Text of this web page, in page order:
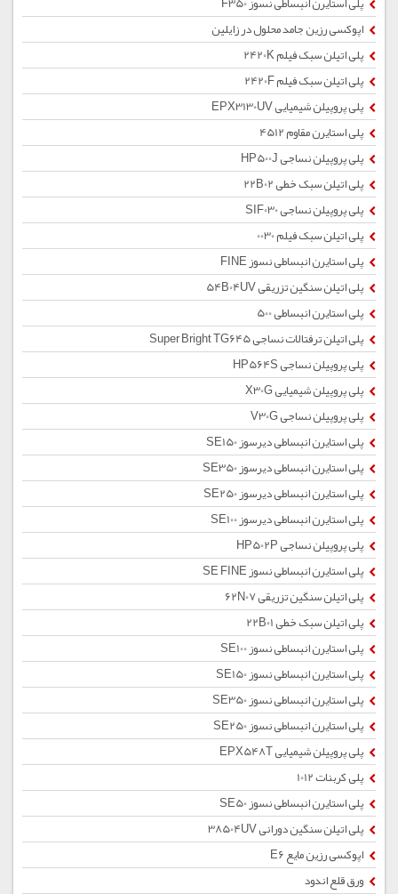
اپوکسی رزین جامد محلول در زایلین
پلی اتیلن سبک فیلم 2420K
پلی اتیلن سبک فیلم 2420F
پلی پروپیلن شیمیایی EPX3130UV
پلی استایرن مقاوم 4512
پلی پروپیلن نساجی HP500J
پلی اتیلن سبک خطی 22B02
پلی پروپیلن نساجی SIF030
پلی اتیلن سبک فیلم 0030
پلی استایرن انبساطی نسوز FINE
پلی اتیلن سنگین تزریقی 54B04UV
پلی استایرن انبساطی 500
پلی اتیلن ترفتالات نساجی Super Bright TG645
پلی پروپیلن نساجی HP564S
پلی پروپیلن شیمیایی X30G
پلی پروپیلن نساجی V30G
پلی استایرن انبساطی دیرسوز SE150
پلی استایرن انبساطی دیرسوز SE350
پلی استایرن انبساطی دیرسوز SE250
پلی استایرن انبساطی دیرسوز SE100
پلی پروپیلن نساجی HP502P
پلی استایرن انبساطی نسوز SE FINE
پلی اتیلن سنگین تزریقی 62N07
پلی اتیلن سبک خطی 22B01
پلی استایرن انبساطی نسوز SE100
پلی استایرن انبساطی نسوز SE150
پلی استایرن انبساطی نسوز SE350
پلی استایرن انبساطی نسوز SE250
پلی پروپیلن شیمیایی EPX548T
پلی کربنات 1012
پلی استایرن انبساطی نسوز SE50
پلی اتیلن سنگین دورانی 38504UV
اپوکسی رزین مایع E6
ورق قلع اندود